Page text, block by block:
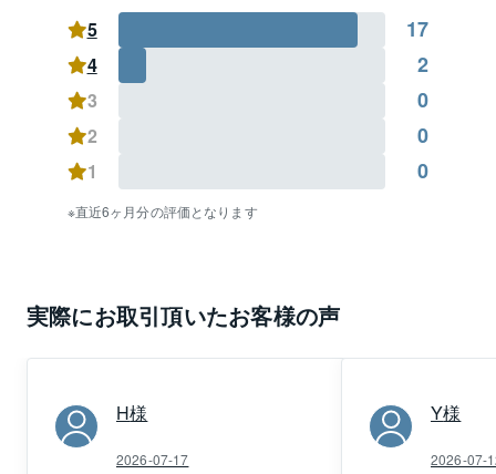
5
17
4 2
3 0
2 0
1 0
直近6ヶ月分の評価となります
実際にお取引頂いたお客様の声
H様
2026-07-17
Y様
2026-07-